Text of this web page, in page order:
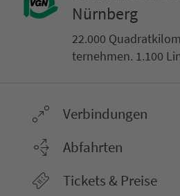
Nürn­berg
22.000
ter­neh­men. 1.100
Ver­bin­dungen
Abfahrten
Tickets & Preise